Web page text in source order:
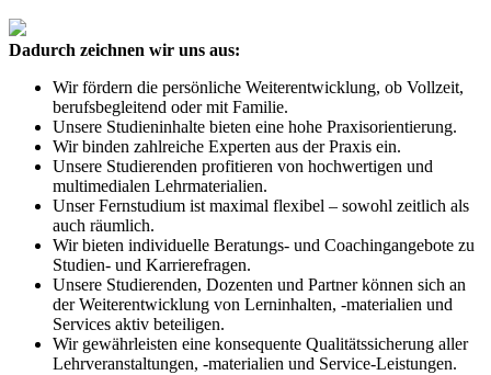
Dadurch zeichnen wir uns aus:
Wir fördern die persönliche Weiterentwicklung, ob Vollzeit,
berufsbegleitend oder mit Familie.
Unsere Studieninhalte bieten eine hohe Praxisorientierung.
Wir binden zahlreiche Experten aus der Praxis ein.
Unsere Studierenden profitieren von hochwertigen und
multimedialen Lehrmaterialien.
Unser Fernstudium ist maximal flexibel – sowohl zeitlich als
auch räumlich.
Wir bieten individuelle Beratungs- und Coachingangebote zu
Studien- und Karrierefragen.
Unsere Studierenden, Dozenten und Partner können sich an
der Weiterentwicklung von Lerninhalten, -materialien und
Services aktiv beteiligen.
Wir gewährleisten eine konsequente Qualitätssicherung aller
Lehrveranstaltungen, -materialien und Service-Leistungen.